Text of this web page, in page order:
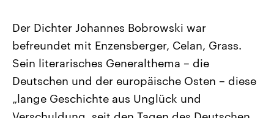
Landtagswahl Sachsen-Anhalt
2026
Alle Informationen
Sachsen-Anhalt wählt am 6.
September 2026 einen neuen
Landtag. Seit 2021 wird das
Bundesland von einer Koalition aus
Aktuelle Beiträge,
Hintergründe
Wirtschaftlich und
gehören die Vereinigten
den mächtigsten Ländern
mit großem Einfluss auf
Der Dichter Johannes Bobrowski war
befreundet mit Enzensberger, Celan, Grass.
Sein literarisches Generalthema – die
Deutschen und der europäische Osten – diese
„lange Geschichte aus Unglück und